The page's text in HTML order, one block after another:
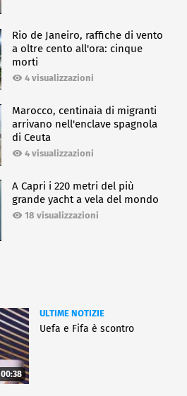
Rio de Janeiro, raffiche di vento
a oltre cento all'ora: cinque
morti
4 visualizzazioni
Marocco, centinaia di migranti
arrivano nell'enclave spagnola
di Ceuta
4 visualizzazioni
A Capri i 220 metri del più
grande yacht a vela del mondo
18 visualizzazioni
00:38
ULTIME NOTIZIE
Uefa e Fifa è scontro